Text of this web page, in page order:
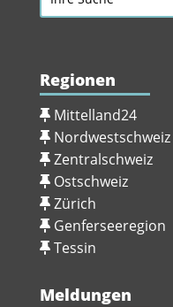
Regionen
Mittelland24
Nordwestschweiz
Zentralschweiz
Ostschweiz
Zürich
Genferseeregion
Tessin
Meldungen